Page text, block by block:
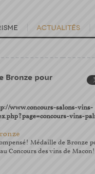
Bronze pour
www.concours-salons-vins-
vins-
Médaille de Bronze
Concours des vins de Macon!